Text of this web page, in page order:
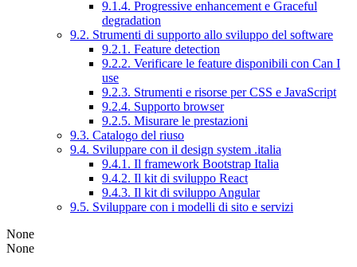
9.1.4. Progressive enhancement e Graceful
degradation
9.2. Strumenti di supporto allo sviluppo del software
9.2.1. Feature detection
9.2.2. Verificare le feature disponibili con Can I
use
9.2.3. Strumenti e risorse per CSS e JavaScript
9.2.4. Supporto browser
9.2.5. Misurare le prestazioni
9.3. Catalogo del riuso
9.4. Sviluppare con il design system .italia
9.4.1. Il framework Bootstrap Italia
9.4.2. Il kit di sviluppo React
9.4.3. Il kit di sviluppo Angular
9.5. Sviluppare con i modelli di sito e servizi
None
None